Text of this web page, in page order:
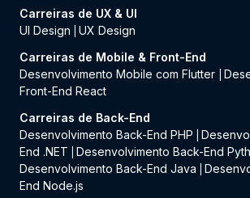
Carreiras de UX & UI
UI Design
UX Design
Carreiras de Mobile & Front-End
Desenvolvimento Mobile com Flutter
Front-End React
Carreiras de Back-End
Desenvolvimento Back-End PHP
End .NET
Desenvolvimento Back-End
Desenvolvimento Back-End Java
End Node.js